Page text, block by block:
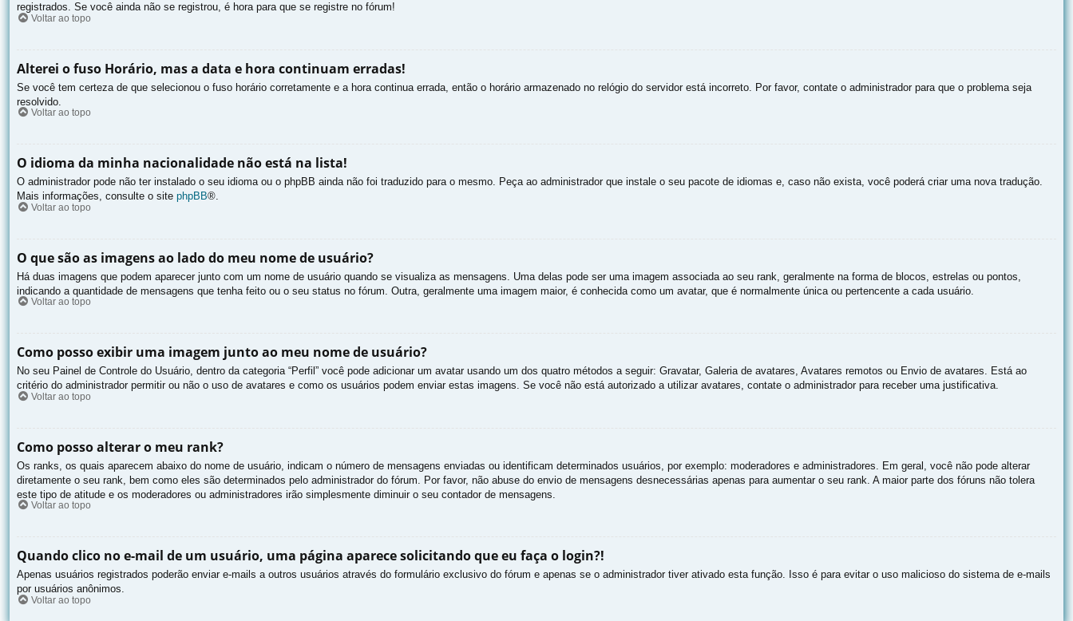
registrados. Se você ainda não se registrou, é hora para que se registre no fórum!
Voltar ao topo
Alterei o fuso Horário, mas a data e hora continuam erradas!
Se você tem certeza de que selecionou o fuso horário corretamente e a hora continua errada, então o horário armazenado no relógio do servidor está incorreto. Por favor, contate o administrador para que o problema seja
resolvido.
Voltar ao topo
O idioma da minha nacionalidade não está na lista!
O administrador pode não ter instalado o seu idioma ou o phpBB ainda não foi traduzido para o mesmo. Peça ao administrador que instale o seu pacote de idiomas e, caso não exista, você poderá criar uma nova tradução.
Mais informações, consulte o site phpBB®.
Voltar ao topo
O que são as imagens ao lado do meu nome de usuário?
Há duas imagens que podem aparecer junto com um nome de usuário quando se visualiza as mensagens. Uma delas pode ser uma imagem associada ao seu rank, geralmente na forma de blocos, estrelas ou pontos,
indicando a quantidade de mensagens que tenha feito ou o seu status no fórum. Outra, geralmente uma imagem maior, é conhecida como um avatar, que é normalmente única ou pertencente a cada usuário.
Voltar ao topo
Como posso exibir uma imagem junto ao meu nome de usuário?
No seu Painel de Controle do Usuário, dentro da categoria “Perfil” você pode adicionar um avatar usando um dos quatro métodos a seguir: Gravatar, Galeria de avatares, Avatares remotos ou Envio de avatares. Está ao
critério do administrador permitir ou não o uso de avatares e como os usuários podem enviar estas imagens. Se você não está autorizado a utilizar avatares, contate o administrador para receber uma justificativa.
Voltar ao topo
Como posso alterar o meu rank?
Os ranks, os quais aparecem abaixo do nome de usuário, indicam o número de mensagens enviadas ou identificam determinados usuários, por exemplo: moderadores e administradores. Em geral, você não pode alterar
diretamente o seu rank, bem como eles são determinados pelo administrador do fórum. Por favor, não abuse do envio de mensagens desnecessárias apenas para aumentar o seu rank. A maior parte dos fóruns não tolera
este tipo de atitude e os moderadores ou administradores irão simplesmente diminuir o seu contador de mensagens.
Voltar ao topo
Quando clico no e-mail de um usuário, uma página aparece solicitando que eu faça o login?!
Apenas usuários registrados poderão enviar e-mails a outros usuários através do formulário exclusivo do fórum e apenas se o administrador tiver ativado esta função. Isso é para evitar o uso malicioso do sistema de e-mails
por usuários anônimos.
Voltar ao topo